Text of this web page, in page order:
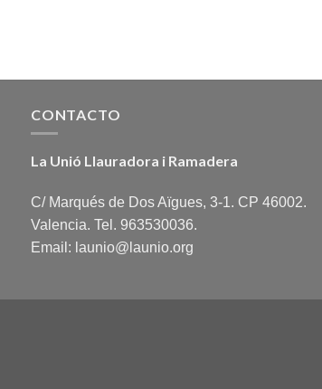
CONTACTO
La Unió Llauradora i Ramadera
C/ Marqués de Dos Aïgues, 3-1. CP 46002.
Valencia. Tel. 963530036.
Email: launio@launio.org